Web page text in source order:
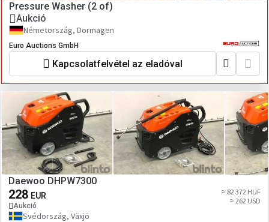
Pressure Washer (2 of)
Aukció
Németország, Dormagen
Euro Auctions GmbH
Kapcsolatfelvétel az eladóval
Daewoo DHPW7300
228 EUR
Aukció
≈ 82 372 HUF
≈ 262 USD
Svédország, Växjö